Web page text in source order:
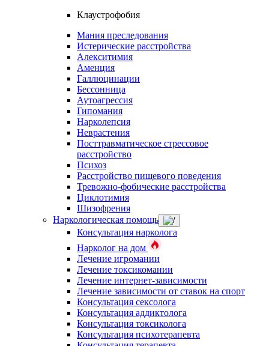
Клаустрофобия
Мания преследования
Истерические расстройства
Алекситимия
Аменция
Галлюцинации
Бессонница
Аутоагрессия
Гипомания
Нарколепсия
Неврастения
Посттравматическое стрессовое
расстройство
Психоз
Расстройство пищевого поведения
Тревожно-фобические расстройства
Циклотимия
Шизофрения
Наркологическая помощь
Консультация нарколога
Нарколог на дом
Лечение игромании
Лечение токсикомании
Лечение интернет-зависимости
Лечение зависимости от ставок на спорт
Консультация сексолога
Консультация аддиктолога
Консультация токсиколога
Консультация психотерапевта